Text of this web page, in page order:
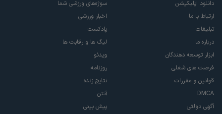
دانلود اپلیکیشن
ارتباط با ما
تبلیغات
درباره ما
ابزار توسعه دهندگان
فرصت های شغلی
قوانین و مقررات
DMCA
آگهی دولتی
سوژه‌های ورزشی شما
اخبار ورزشی
پادکست
لیگ ها و رقابت ها
ویدئو
روزنامه
نتایج زنده
آنتن
پیش بینی